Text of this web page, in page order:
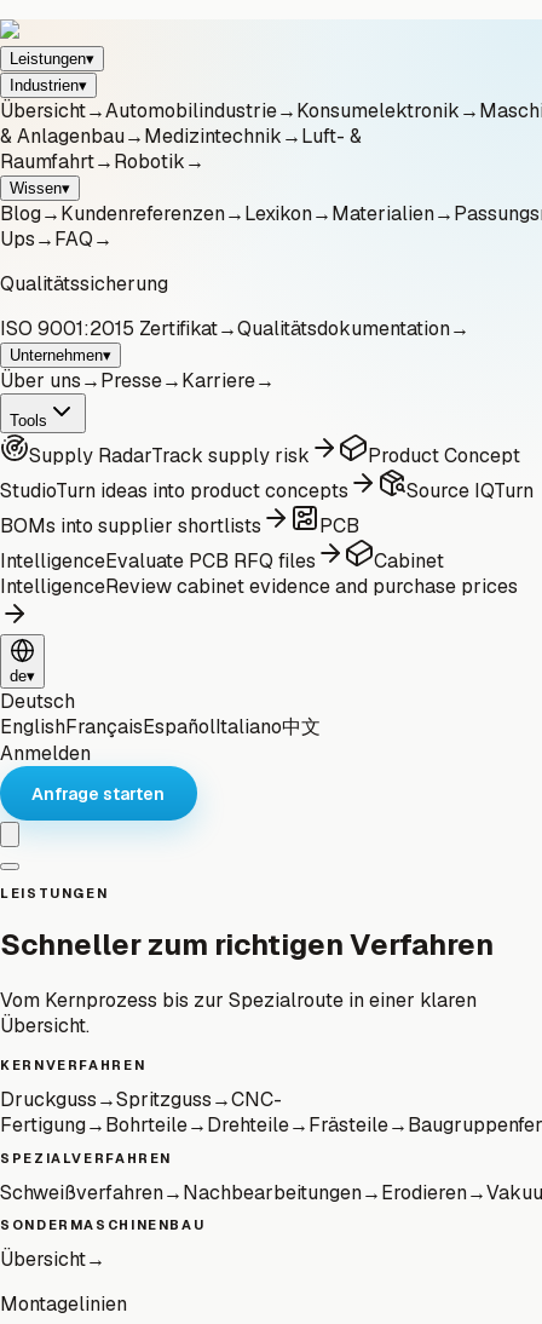
Leistungen▾
Industrien▾
Übersicht→Automobilindustrie→Konsumelektronik→
& Anlagenbau→Medizintechnik→Luft- &
Raumfahrt→Robotik→
Wissen▾
Blog→Kundenreferenzen→Lexikon→Materialien→
Ups→FAQ→
Qualitätssicherung
ISO 9001:2015 Zertifikat→Qualitätsdokumentation→
Unternehmen▾
Über uns→Presse→Karriere→
Tools
Supply RadarTrack supply risk
Product Concept
StudioTurn ideas into product concepts Source IQTurn
BOMs into supplier shortlists
PCB
IntelligenceEvaluate PCB RFQ files
Cabinet
IntelligenceReview cabinet evidence and purchase prices
de▾
Deutsch
EnglishFrançaisEspañolItaliano中文
Anmelden
Anfrage starten
LEISTUNGEN
Schneller zum richtigen Verfahren
Vom Kernprozess bis zur Spezialroute in einer klaren
Übersicht.
KERNVERFAHREN
Druckguss→Spritzguss→CNC-
Fertigung→Bohrteile→Drehteile→Frästeile→
SPEZIALVERFAHREN
Schweißverfahren→Nachbearbeitungen→Erodieren→
SONDERMASCHINENBAU
Übersicht→
Montagelinien